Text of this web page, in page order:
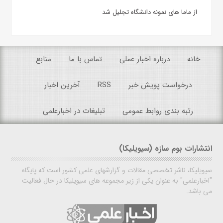
از ماما های نمونه دانشگاه تجلیل شد
خانه درباره اخبار عملی تماس با ما منابع
درخواست پویش خبر RSS آخرین اخبار
رتبه بندی روابط عمومی تبلیغات در اخبارعلمی
انتشارات بوم سازه (سیویلیکا)
سیویلیکا، ناشر تخصصی مقالات و گزارشهای علمی کشور است که پایگاه
"اخبارعلمی" به عنوان یکی از زیر مجموعه های سیویلیکا در حال فعالیت
می باشد.